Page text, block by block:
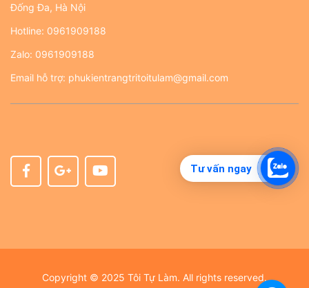
Tư vấn ngay
Đống Đa, Hà Nội
Hotline: 0961909188
Zalo: 0961909188
Email hỗ trợ: phukientrangtritoitulam@gmail.com
Copyright © 2025 Tôi Tự Làm. All rights reserved.